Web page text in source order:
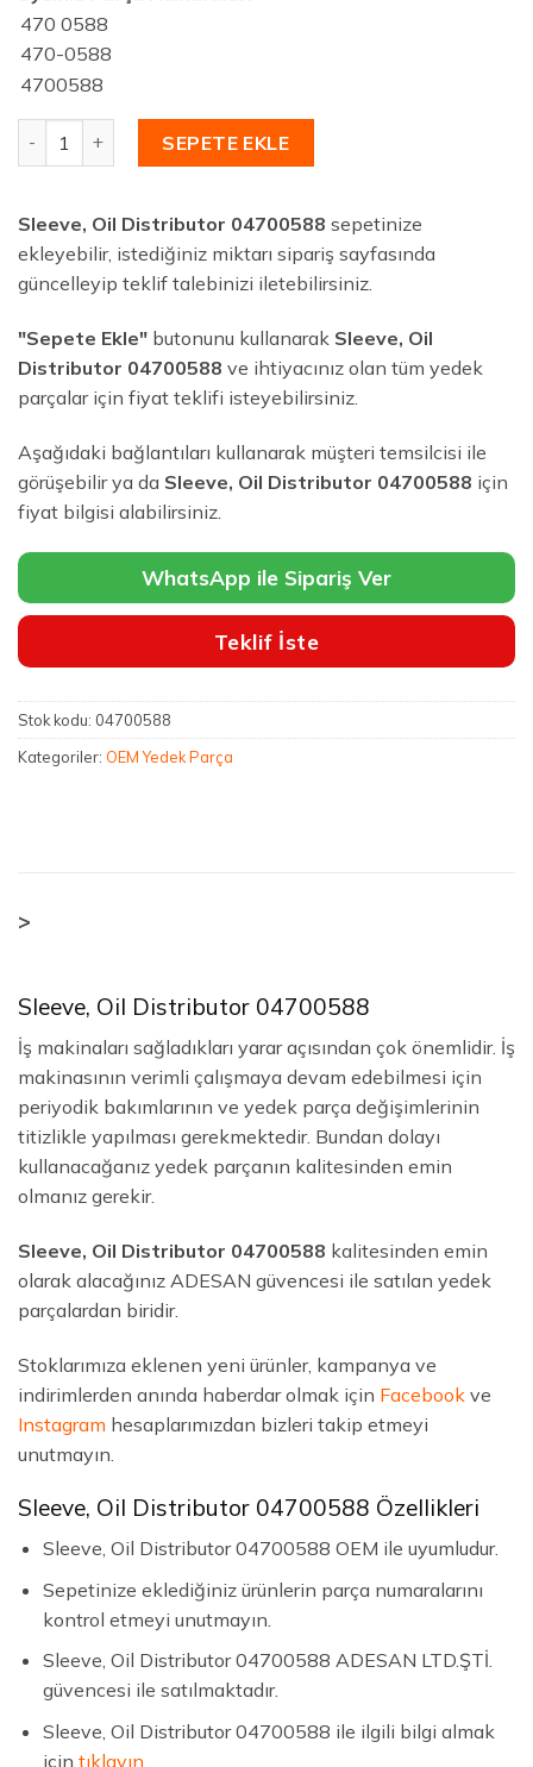
470 0588
470-0588
4700588
SEPETE EKLE
Sleeve, Oil Distributor 04700588 sepetinize
ekleyebilir, istediğiniz miktarı sipariş sayfasında
güncelleyip teklif talebinizi iletebilirsiniz.
"Sepete Ekle" butonunu kullanarak Sleeve, Oil
Distributor 04700588 ve ihtiyacınız olan tüm yedek
parçalar için fiyat teklifi isteyebilirsiniz.
Aşağıdaki bağlantıları kullanarak müşteri temsilcisi ile
görüşebilir ya da Sleeve, Oil Distributor 04700588 için
fiyat bilgisi alabilirsiniz.
WhatsApp ile Sipariş Ver
Teklif İste
Stok kodu: 04700588
Kategoriler: OEM Yedek Parça
>
Sleeve, Oil Distributor 04700588
İş makinaları sağladıkları yarar açısından çok önemlidir. İş
makinasının verimli çalışmaya devam edebilmesi için
periyodik bakımlarının ve yedek parça değişimlerinin
titizlikle yapılması gerekmektedir. Bundan dolayı
kullanacağanız yedek parçanın kalitesinden emin
olmanız gerekir.
Sleeve, Oil Distributor 04700588 kalitesinden emin
olarak alacağınız ADESAN güvencesi ile satılan yedek
parçalardan biridir.
Stoklarımıza eklenen yeni ürünler, kampanya ve
indirimlerden anında haberdar olmak için Facebook ve
Instagram hesaplarımızdan bizleri takip etmeyi
unutmayın.
Sleeve, Oil Distributor 04700588 Özellikleri
Sleeve, Oil Distributor 04700588 OEM ile uyumludur.
Sepetinize eklediğiniz ürünlerin parça numaralarını
kontrol etmeyi unutmayın.
Sleeve, Oil Distributor 04700588 ADESAN LTD.ŞTİ.
güvencesi ile satılmaktadır.
Sleeve, Oil Distributor 04700588 ile ilgili bilgi almak
için tıklayın